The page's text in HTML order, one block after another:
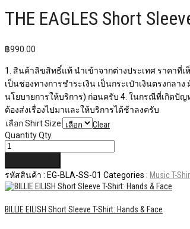
THE EAGLES Short
฿990.00
1. สินค้าลิขสิทธิ์แท้ นำเข้าจากต่างประเทศ ราคาที่
เป็นช่องทางการชำระเงิน เป็นกระเป๋าเงินตรงกล
นโยบายการให้บริการ) ก่อนครับ 4. ในกรณีที่เกิดปั
ต้องส่งเรื่องไปมาและให้บริการได้ช้าลงครับ
เลือก Shirt Size
Clear
QuantityQty
รหัสสินค้า : EG-BLA-SS-01 Categories : Music T-
BILLIE EILISH Short Sleeve T-Shirt: Hands & Face